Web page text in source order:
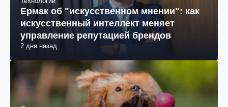
Ермак об "искусственном мнении": как
искусственный интеллект меняет
управление репутацией брендов
2 дня назад